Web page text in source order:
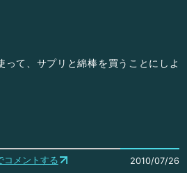
って、サプリと綿棒を買うことにしよ
コメントする 2010/07/26